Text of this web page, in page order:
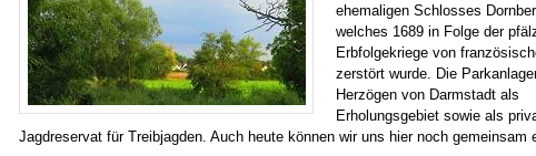
ehemaligen Schlosses
welches 1689 in Folge der
Erbfolgekriege von
zerstört wurde. Die
Herzögen von Darmstadt als
Erholungsgebiet sowie als
Jagdreservat für Treibjagden. Auch heute können wir uns hier noch gemeinsam